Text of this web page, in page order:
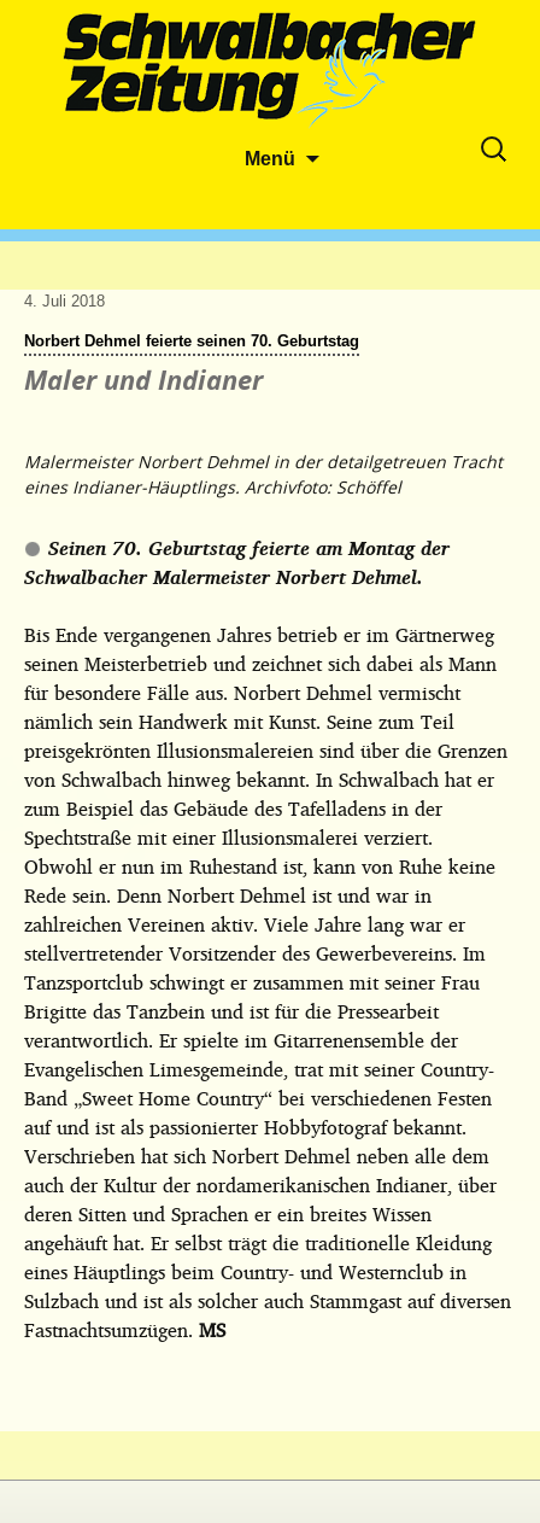
Menü
Suche
4. Juli 2018
Norbert Dehmel feierte seinen 70. Geburtstag
Maler und Indianer
Malermeister Norbert Dehmel in der detailgetreuen Tracht
eines Indianer-Häuptlings. Archivfoto: Schöffel
Seinen 70. Geburtstag feierte am Montag der
Schwalbacher Malermeister Norbert Dehmel.
Bis Ende vergangenen Jahres betrieb er im Gärtnerweg
seinen Meisterbetrieb und zeichnet sich dabei als Mann
für besondere Fälle aus. Norbert Dehmel vermischt
nämlich sein Handwerk mit Kunst. Seine zum Teil
preisgekrönten Illusionsmalereien sind über die Grenzen
von Schwalbach hinweg bekannt. In Schwalbach hat er
zum Beispiel das Gebäude des Tafelladens in der
Spechtstraße mit einer Illusionsmalerei verziert.
Obwohl er nun im Ruhestand ist, kann von Ruhe keine
Rede sein. Denn Norbert Dehmel ist und war in
zahlreichen Vereinen aktiv. Viele Jahre lang war er
stellvertretender Vorsitzender des Gewerbevereins. Im
Tanzsportclub schwingt er zusammen mit seiner Frau
Brigitte das Tanzbein und ist für die Pressearbeit
verantwortlich. Er spielte im Gitarrenensemble der
Evangelischen Limesgemeinde, trat mit seiner Country-
Band „Sweet Home Country“ bei verschiedenen Festen
auf und ist als passionierter Hobbyfotograf bekannt.
Verschrieben hat sich Norbert Dehmel neben alle dem
auch der Kultur der nordamerikanischen Indianer, über
deren Sitten und Sprachen er ein breites Wissen
angehäuft hat. Er selbst trägt die traditionelle Kleidung
eines Häuptlings beim Country- und Westernclub in
Sulzbach und ist als solcher auch Stammgast auf diversen
Fastnachtsumzügen. MS